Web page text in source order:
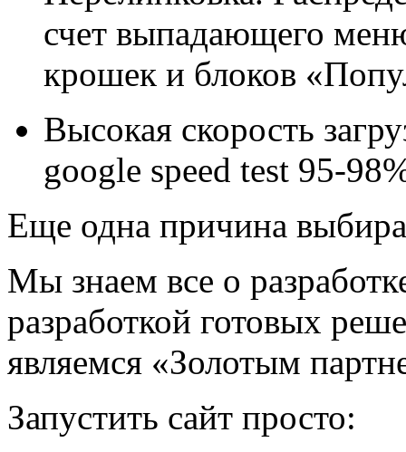
счет выпадающего
крошек и блоков
Высокая скорость
google speed test 95-
Еще одна причина
Мы знаем все о
разработкой готовых
являемся «Золотым
Запустить сайт просто: